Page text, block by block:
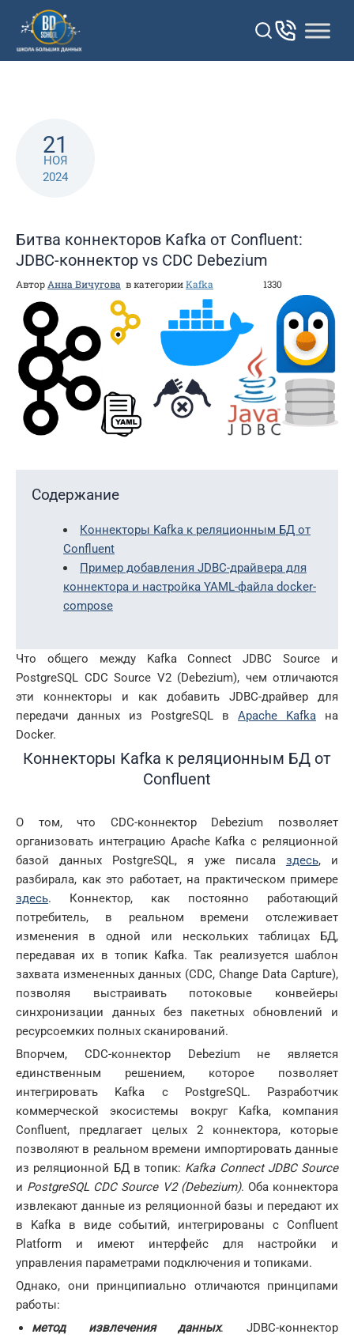
Перейти
контенту
21
НОЯ
2024
Битва коннекторов Kafka от Confluent:
JDBC-коннектор vs CDC Debezium
Автор Анна Вичугова в категорииKafka 1330
Содержание
Коннекторы Kafka к реляционным БД от
Confluent
Пример добавления JDBC-драйвера для
коннектора и настройка YAML-файла docker-
compose
Что общего между Kafka Connect JDBC Source и
PostgreSQL CDC Source V2 (Debezium), чем отличаются
эти коннекторы и как добавить JDBC-драйвер для
передачи данных из PostgreSQL в Apache Kafka на
Docker.
Коннекторы Kafka к реляционным БД от
Confluent
О том, что CDC-коннектор Debezium позволяет
организовать интеграцию Apache Kafka с реляционной
базой данных PostgreSQL, я уже писала здесь, и
разбирала, как это работает, на практическом примере
здесь. Коннектор, как постоянно работающий
потребитель, в реальном времени отслеживает
изменения в одной или нескольких таблицах БД,
передавая их в топик Kafka. Так реализуется шаблон
захвата измененных данных (CDC, Change Data Capture),
позволяя выстраивать потоковые конвейеры
синхронизации данных без пакетных обновлений и
ресурсоемких полных сканирований.
Впорчем, CDC-коннектор Debezium не является
единственным решением, которое позволяет
интегрировать Kafka с PostgreSQL. Разработчик
коммерческой экосистемы вокруг Kafka, компания
Confluent, предлагает целых 2 коннектора, которые
позволяют в реальном времени импортировать данные
из реляционной БД в топик: Kafka Connect JDBC Source
и PostgreSQL CDC Source V2 (Debezium). Оба коннектора
извлекают данные из реляционной базы и передают их
в Kafka в виде событий, интегрированы с Confluent
Platform и имеют интерфейс для настройки и
управления параметрами подключения и топиками.
Однако, они принципиально отличаются принципами
работы:
метод извлечения данных. JDBC-коннектор